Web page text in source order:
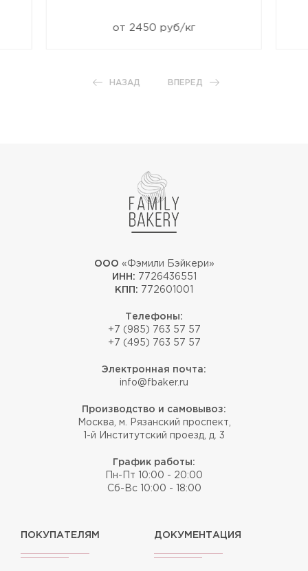
от 2450 руб/кг
НАЗАД ВПЕРЕД
ООО «Фэмили Бэйкери»
ИНН: 7726436551
КПП: 772601001
Телефоны:
+7 (985) 763 57 57
+7 (495) 763 57 57
Электронная почта:
info@fbaker.ru
Производство и самовывоз:
Москва, м. Рязанский проспект,
1-й Институтский проезд, д. 3
График работы:
Пн-Пт 10:00 - 20:00
Сб-Вс 10:00 - 18:00
ПОКУПАТЕЛЯМ ДОКУМЕНТАЦИЯ